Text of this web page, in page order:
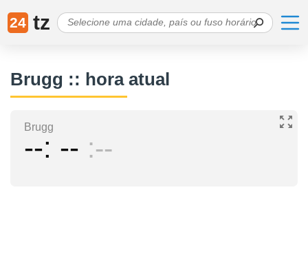
24 tz
Brugg :: hora atual
Brugg
-- -- --